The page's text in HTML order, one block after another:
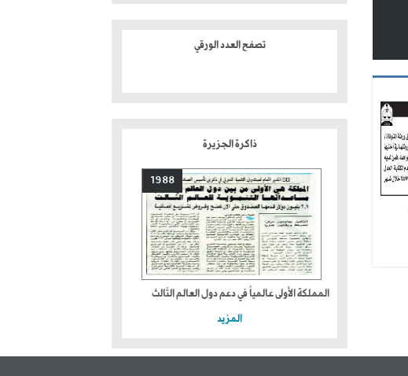
تصفح العدد الورقي
ذاكرة الجزيرة
1988
المملكة الأولى عالمياً في دعم دول العالم الثالث
المزيد